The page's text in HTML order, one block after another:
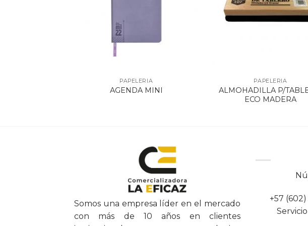
PAPELERIA
AGENDA MINI
PAPELERIA
ALMOHADILLA P/
ECO MADERA
Somos una empresa líder en el mercado
con más de 10 años en clientes
+57